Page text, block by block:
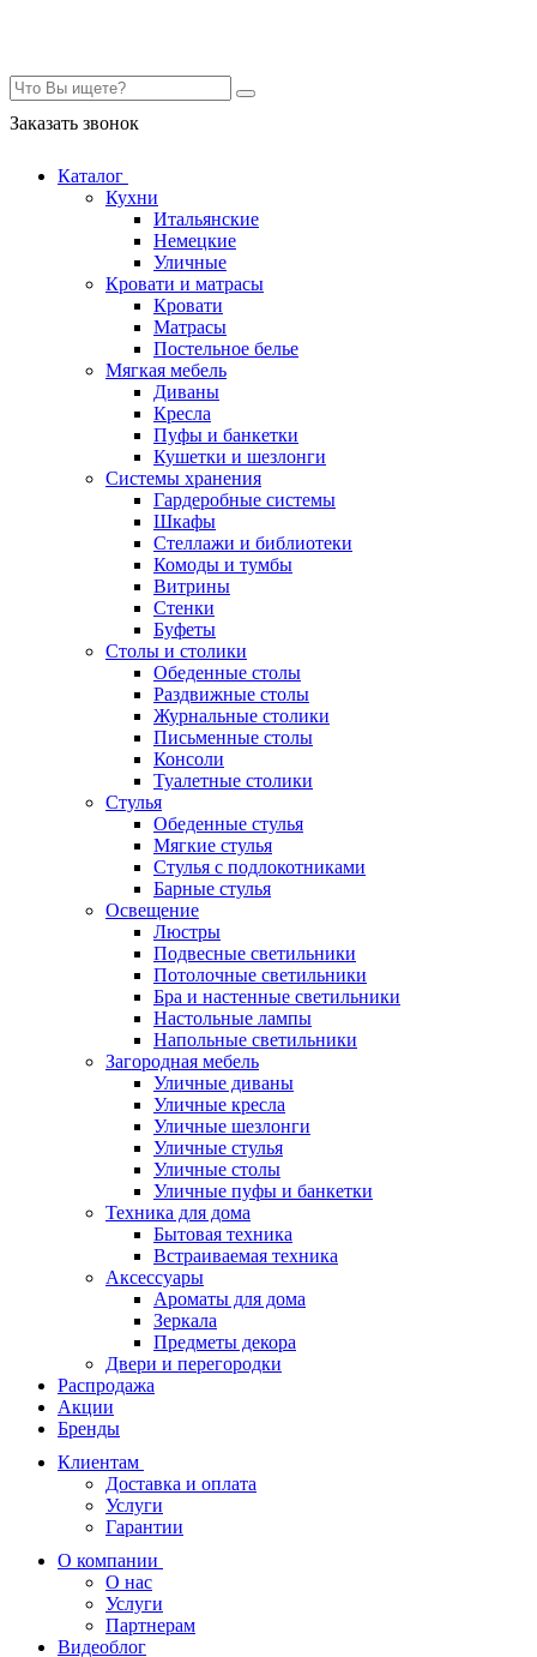
Заказать звонок
Каталог
Кухни
Итальянские
Немецкие
Уличные
Кровати и матрасы
Кровати
Матрасы
Постельное белье
Мягкая мебель
Диваны
Кресла
Пуфы и банкетки
Кушетки и шезлонги
Системы хранения
Гардеробные системы
Шкафы
Стеллажи и библиотеки
Комоды и тумбы
Витрины
Стенки
Буфеты
Столы и столики
Обеденные столы
Раздвижные столы
Журнальные столики
Письменные столы
Консоли
Туалетные столики
Стулья
Обеденные стулья
Мягкие стулья
Стулья с подлокотниками
Барные стулья
Освещение
Люстры
Подвесные светильники
Потолочные светильники
Бра и настенные светильники
Настольные лампы
Напольные светильники
Загородная мебель
Уличные диваны
Уличные кресла
Уличные шезлонги
Уличные стулья
Уличные столы
Уличные пуфы и банкетки
Техника для дома
Бытовая техника
Встраиваемая техника
Аксессуары
Ароматы для дома
Зеркала
Предметы декора
Двери и перегородки
Распродажа
Акции
Бренды
Клиентам
Доставка и оплата
Услуги
Гарантии
О компании
О нас
Услуги
Партнерам
Видеоблог